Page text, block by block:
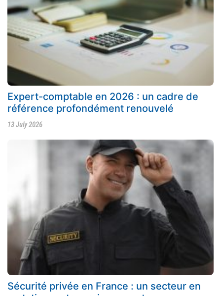
Expert-comptable en 2026 : un cadre de
référence profondément renouvelé
13 July 2026
Sécurité privée en France : un secteur en